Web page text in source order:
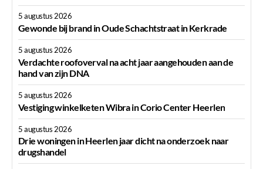
5 augustus 2026
Gewonde bij brand in Oude Schachtstraat in Kerkrade
5 augustus 2026
Verdachte roofoverval na acht jaar aangehouden aan de
hand van zijn DNA
5 augustus 2026
Vestiging winkelketen Wibra in Corio Center Heerlen
5 augustus 2026
Drie woningen in Heerlen jaar dicht na onderzoek naar
drugshandel